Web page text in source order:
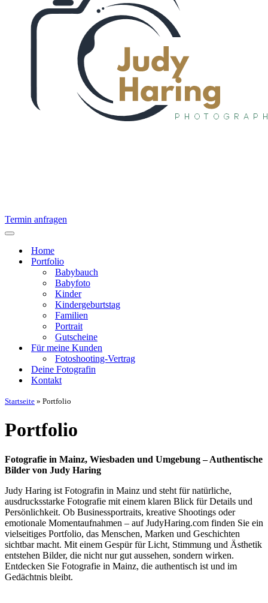
Termin anfragen
Navigationsmenü
Home
Portfolio
Babybauch
Babyfoto
Kinder
Kindergeburtstag
Familien
Portrait
Gutscheine
Für meine Kunden
Fotoshooting-Vertrag
Deine Fotografin
Kontakt
Startseite » Portfolio
Portfolio
Fotografie in Mainz, Wiesbaden und Umgebung – Authentische
Bilder von Judy Haring
Judy Haring ist Fotografin in Mainz und steht für natürliche,
ausdrucksstarke Fotografie mit einem klaren Blick für Details und
Persönlichkeit. Ob Businessportraits, kreative Shootings oder
emotionale Momentaufnahmen – auf JudyHaring.com finden Sie ein
vielseitiges Portfolio, das Menschen, Marken und Geschichten
sichtbar macht. Mit einem Gespür für Licht, Stimmung und Ästhetik
entstehen Bilder, die nicht nur gut aussehen, sondern wirken.
Entdecken Sie Fotografie in Mainz, die authentisch ist und im
Gedächtnis bleibt.